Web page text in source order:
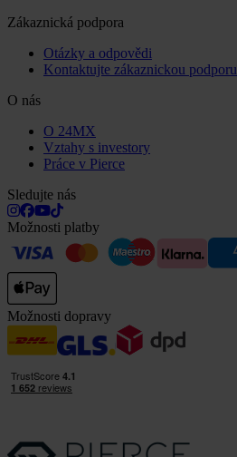
Zákaznická podpora
Otázky a odpovědi
Kontaktujte zákaznickou podporu
O nás
O 24MX
Vztahy s investory
Práce v Pierce
Sledujte nás
Možnosti platby
Možnosti dopravy